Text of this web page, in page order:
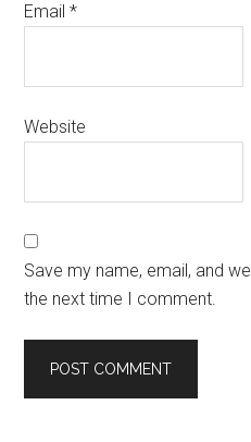
Email*
Website
Save my name, email, and
the next time I comment.